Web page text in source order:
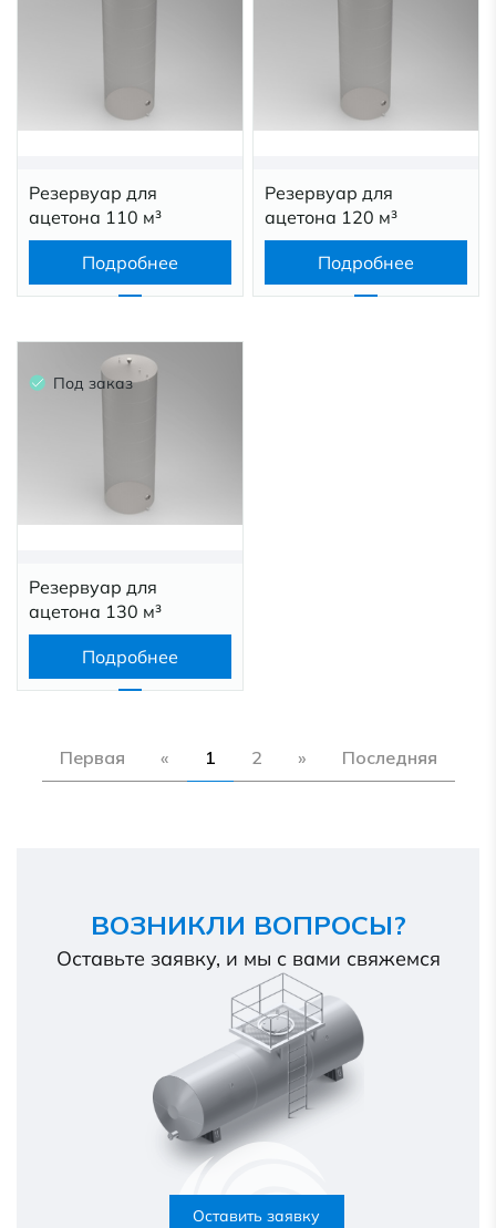
Резервуар для
ацетона 110 м³
Подробнее
Резервуар для
ацетона 120 м³
Подробнее
Под заказ
Резервуар для
ацетона 130 м³
Подробнее
Первая « 1 2 » Последняя
ВОЗНИКЛИ ВОПРОСЫ?
Оставьте заявку, и мы с вами свяжемся
Оставить заявку